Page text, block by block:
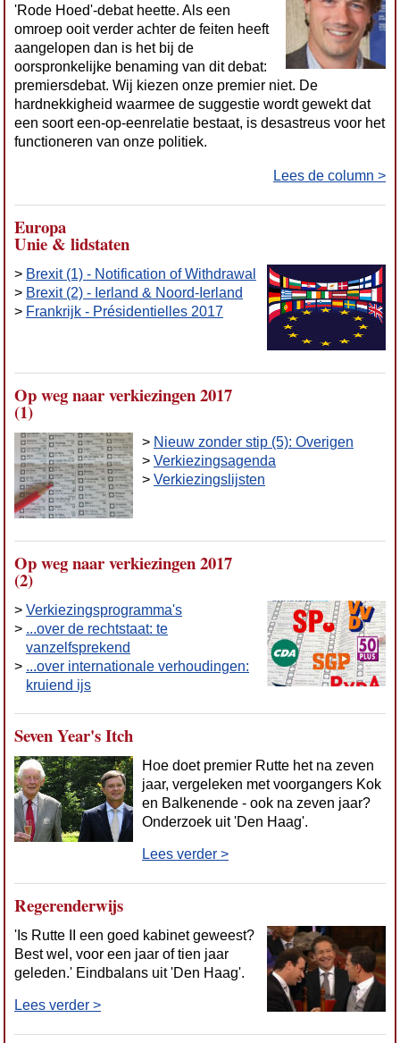
'Rode Hoed'-debat heette. Als een
omroep ooit verder achter de feiten heeft
aangelopen dan is het bij de
oorspronkelijke benaming van dit debat:
premiersdebat. Wij kiezen onze premier niet. De
hardnekkigheid waarmee de suggestie wordt gewekt dat
een soort een-op-eenrelatie bestaat, is desastreus voor het
functioneren van onze politiek.
Lees de column >
Europa
Unie & lidstaten
> Brexit (1) - Notification of Withdrawal
> Brexit (2) - Ierland & Noord-Ierland
> Frankrijk - Présidentielles 2017
Op weg naar verkiezingen 2017
(1)
> Nieuw zonder stip (5): Overigen
> Verkiezingsagenda
> Verkiezingslijsten
Op weg naar verkiezingen 2017
(2)
> Verkiezingsprogramma's
> ...over de rechtstaat: te
vanzelfsprekend
> ...over internationale verhoudingen:
kruiend ijs
Seven Year's Itch
Hoe doet premier Rutte het na zeven
jaar, vergeleken met voorgangers Kok
en Balkenende - ook na zeven jaar?
Onderzoek uit 'Den Haag'.
Lees verder >
Regerenderwijs
'Is Rutte II een goed kabinet geweest?
Best wel, voor een jaar of tien jaar
geleden.' Eindbalans uit 'Den Haag'.
Lees verder >